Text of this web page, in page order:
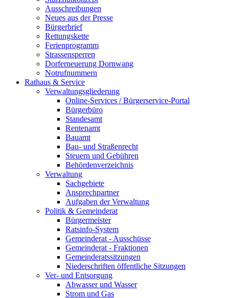
Ausschreibungen
Neues aus der Presse
Bürgerbrief
Rettungskette
Ferienprogramm
Strassensperren
Dorferneuerung Dornwang
Notrufnummern
Rathaus & Service
Verwaltungsgliederung
Online-Services / Bürgerservice-Portal
Bürgerbüro
Standesamt
Rentenamt
Bauamt
Bau- und Straßenrecht
Steuern und Gebühren
Behördenverzeichnis
Verwaltung
Sachgebiete
Ansprechpartner
Aufgaben der Verwaltung
Politik & Gemeinderat
Bürgermeister
Ratsinfo-System
Gemeinderat - Ausschüsse
Gemeinderat - Fraktionen
Gemeinderatssitzungen
Niederschriften öffentliche Sitzungen
Ver- und Entsorgung
Abwasser und Wasser
Strom und Gas